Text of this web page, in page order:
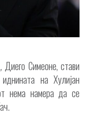
Симеоне, стави
на Хулијан
нема намера да се